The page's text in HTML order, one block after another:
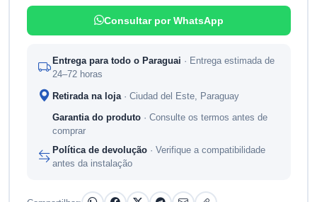
Consultar por WhatsApp
Entrega para todo o Paraguai · Entrega estimada de
24–72 horas
Retirada na loja · Ciudad del Este, Paraguay
Garantia do produto · Consulte os termos antes de
comprar
Política de devolução · Verifique a compatibilidade
antes da instalação